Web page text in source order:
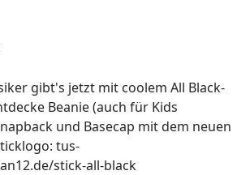
gibt's jetzt mit coolem All Black-
Beanie (auch für Kids
und Basecap mit dem neuen
tus-
stick-all-black